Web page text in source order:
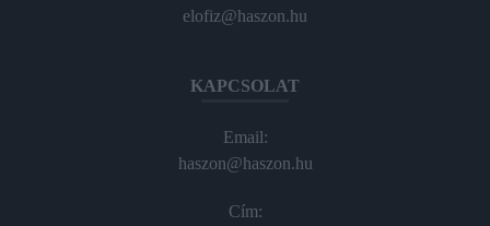
elofiz@haszon.hu
KAPCSOLAT
Email:
haszon@haszon.hu
Cím: